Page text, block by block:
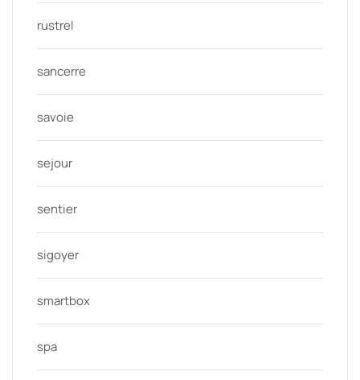
rustrel
sancerre
savoie
sejour
sentier
sigoyer
smartbox
spa